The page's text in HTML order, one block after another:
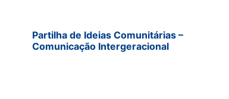
Partilha de Ideias Comunitárias –
Comunicação Intergeracional